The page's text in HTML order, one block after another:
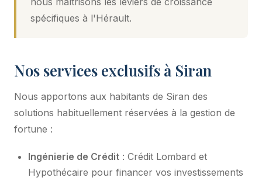
spécifiques à l'Hérault.
Nos services exclusifs à Siran
Nous apportons aux habitants de Siran des
solutions habituellement réservées à la gestion de
fortune :
Ingénierie de Crédit : Crédit Lombard et
Hypothécaire pour financer vos investissements